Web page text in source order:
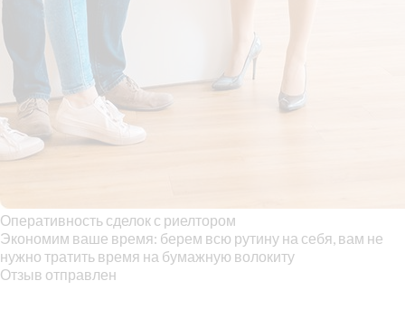
Оперативность сделок с риелтором
Экономим ваше время: берем всю рутину на себя, вам не
нужно тратить время на бумажную волокиту
Отзыв отправлен